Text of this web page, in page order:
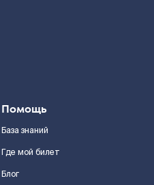
Помощь
База знаний
Где мой билет
Блог